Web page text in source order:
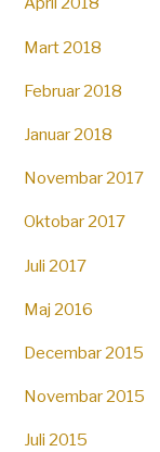
Mart 2018
Februar 2018
Januar 2018
Novembar 2017
Oktobar 2017
Juli 2017
Maj 2016
Decembar 2015
Novembar 2015
Juli 2015